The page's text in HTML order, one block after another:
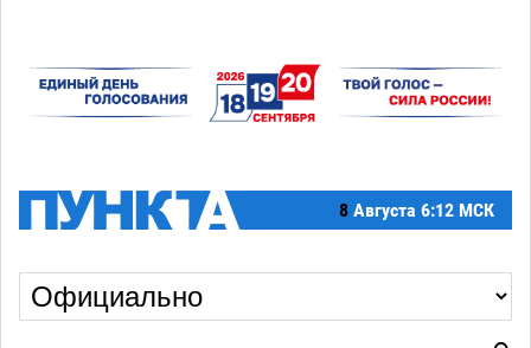
8 Августа 6:12 МСК